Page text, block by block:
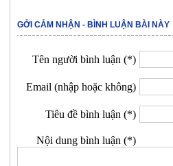
GỞI CẢM NHẬN - BÌNH LUẬN BÀI NÀY
Tên người bình luận (*)
Email (nhập hoặc không)
Tiêu đề bình luận (*)
Nội dung bình luận (*)